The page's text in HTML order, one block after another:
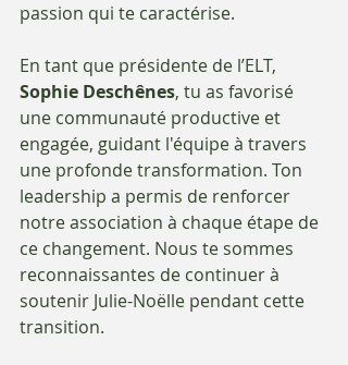
passion qui te caractérise.
En tant que présidente de l’ELT,
Sophie Deschênes, tu as favorisé
une communauté productive et
engagée, guidant l'équipe à travers
une profonde transformation. Ton
leadership a permis de renforcer
notre association à chaque étape de
ce changement. Nous te sommes
reconnaissantes de continuer à
soutenir Julie-Noëlle pendant cette
transition.